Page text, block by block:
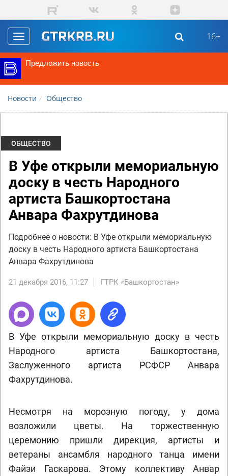
Перейти к основному содержанию
Toggle
navigation
16+
Предложить новость
Новости Общество
ОБЩЕСТВО
В Уфе открыли мемориальную
доску в честь Народного
артиста Башкортостана
Анвара Фахрутдинова
Подробнее о новости: В Уфе открыли мемориальную
доску в честь Народного артиста Башкортостана
Анвара Фахрутдинова
21 декабря 2016, 11:27 ГТРК «Башкортостан»
В Уфе открыли мемориальную доску в честь
Народного артиста Башкортостана,
Заслуженного артиста РСФСР Анвара
Фахрутдинова.
Несмотря на морозную погоду, у дома
возложили цветы. На торжественную
церемонию пришли дирекция, артисты и
ветераны ансамбля народного танца имени
Файзи Гаскарова. Этому коллективу Анвар